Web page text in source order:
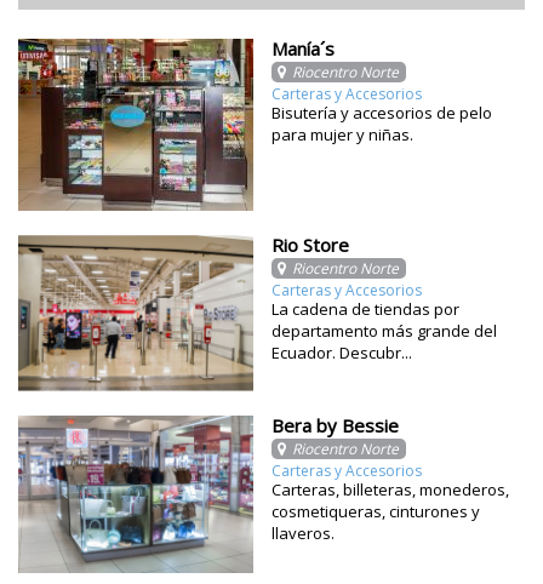
Manía´s
Riocentro Norte
Carteras y Accesorios
Bisutería y accesorios de pelo
para mujer y niñas.
Rio Store
Riocentro Norte
Carteras y Accesorios
La cadena de tiendas por
departamento más grande del
Ecuador. Descubr...
Bera by Bessie
Riocentro Norte
Carteras y Accesorios
Carteras, billeteras, monederos,
cosmetiqueras, cinturones y
llaveros.